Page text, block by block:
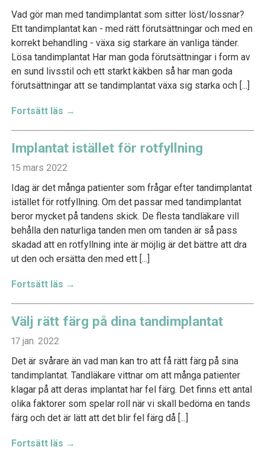
Vad gör man med tandimplantat som sitter löst/lossnar?
Ett tandimplantat kan - med rätt förutsättningar och med en
korrekt behandling - växa sig starkare än vanliga tänder.
Lösa tandimplantat Har man goda förutsättningar i form av
en sund livsstil och ett starkt käkben så har man goda
förutsättningar att se tandimplantat växa sig starka och [...]
Fortsätt läs →
Implantat istället för rotfyllning
15 mars 2022
Idag är det många patienter som frågar efter tandimplantat
istället för rotfyllning. Om det passar med tandimplantat
beror mycket på tandens skick. De flesta tandläkare vill
behålla den naturliga tanden men om tanden är så pass
skadad att en rotfyllning inte är möjlig är det bättre att dra
ut den och ersätta den med ett [...]
Fortsätt läs →
Välj rätt färg på dina tandimplantat
17 jan. 2022
Det är svårare än vad man kan tro att få rätt färg på sina
tandimplantat. Tandläkare vittnar om att många patienter
klagar på att deras implantat har fel färg. Det finns ett antal
olika faktorer som spelar roll när vi skall bedöma en tands
färg och det är lätt att det blir fel färg då [...]
Fortsätt läs →